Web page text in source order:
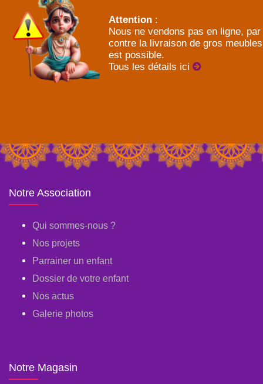
Attention :
Nous ne vendons pas en ligne, par
contre la livraison de gros meubles
est possible.
Tous les détails ici
Notre Association
Qui sommes-nous ?
Nos projets
Parrainer un enfant
Dossier de votre enfant
Nos actus
Galerie photos
Notre Magasin